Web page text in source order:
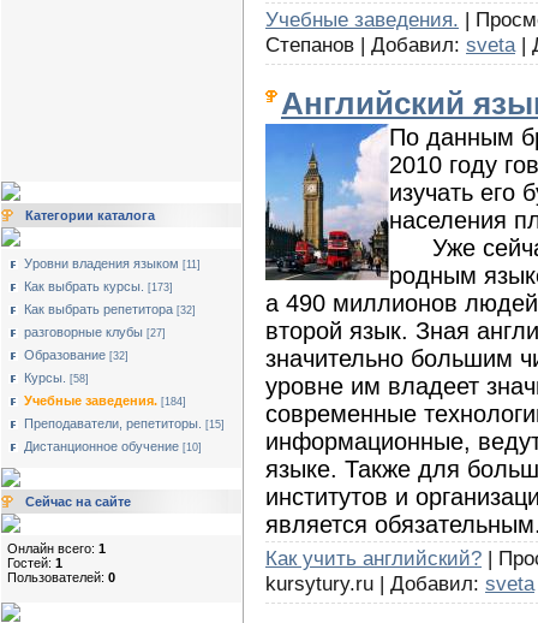
Категории каталога
Уровни владения языком [11]
Как выбрать курсы. [173]
Как выбрать репетитора [32]
разговорные клубы [27]
Образование [32]
Курсы. [58]
Учебные заведения. [184]
Преподаватели, репетиторы. [15]
Дистанционное обучение [10]
Сейчас на сайте
Онлайн всего: 1
Гостей: 1
Пользователей: 0
Учебные заведения. |
Степанов | Добавил: sveta |
Английский
По данным
2010 году
изучать его
населения
Уже
родным
а 490 миллионов людей
второй язык. Зная
значительно большим
уровне им владеет
современные
информационные,
языке. Также для
институтов и
является
Как учить английский? |
kursytury.ru | Добавил: sveta